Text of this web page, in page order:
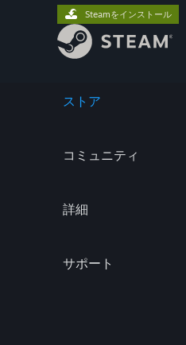
ストア
コミュニティ
詳細
サポート
Steamをインストール